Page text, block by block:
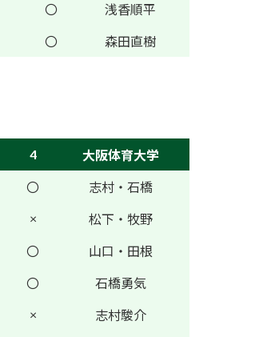
〇 浅香順平
〇 森田直樹
4 大阪体育大学
〇 志村・石橋
× 松下・牧野
〇 山口・田根
〇 石橋勇気
× 志村駿介